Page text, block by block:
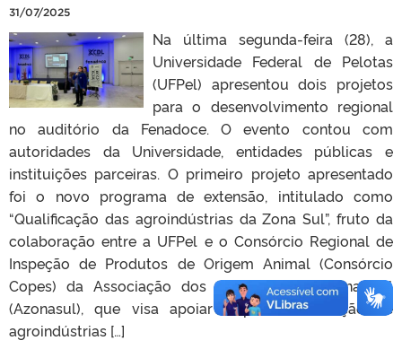
31/07/2025
Na última segunda-feira (28), a
Universidade Federal de Pelotas
(UFPel) apresentou dois projetos
para o desenvolvimento regional
no auditório da Fenadoce. O evento contou com
autoridades da Universidade, entidades públicas e
instituições parceiras. O primeiro projeto apresentado
foi o novo programa de extensão, intitulado como
“Qualificação das agroindústrias da Zona Sul”, fruto da
colaboração entre a UFPel e o Consórcio Regional de
Inspeção de Produtos de Origem Animal (Consórcio
Copes) da Associação dos Municípios da Zona Sul
(Azonasul), que visa apoiar a profissionalização de
agroindústrias […]